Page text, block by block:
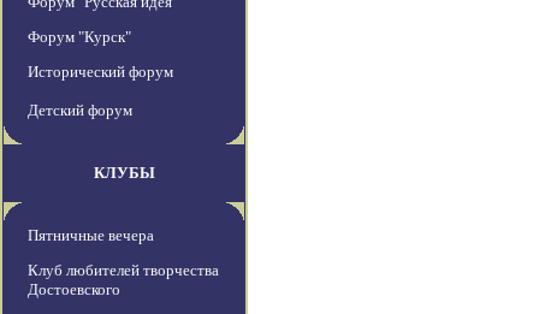
Форум "Курск"
Исторический форум
Детский форум
КЛУБЫ
Пятничные вечера
Клуб любителей творчества
Достоевского